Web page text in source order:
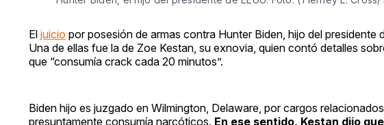
El juicio por posesión de armas contra Hunter Biden, hijo del
Una de ellas fue la de Zoe Kestan, su exnovia, quien contó detalles
que “consumía crack cada 20 minutos”.
Biden hijo es juzgado en Wilmington, Delaware, por cargos
presuntamente consumía narcóticos. En ese sentido, Kestan dijo